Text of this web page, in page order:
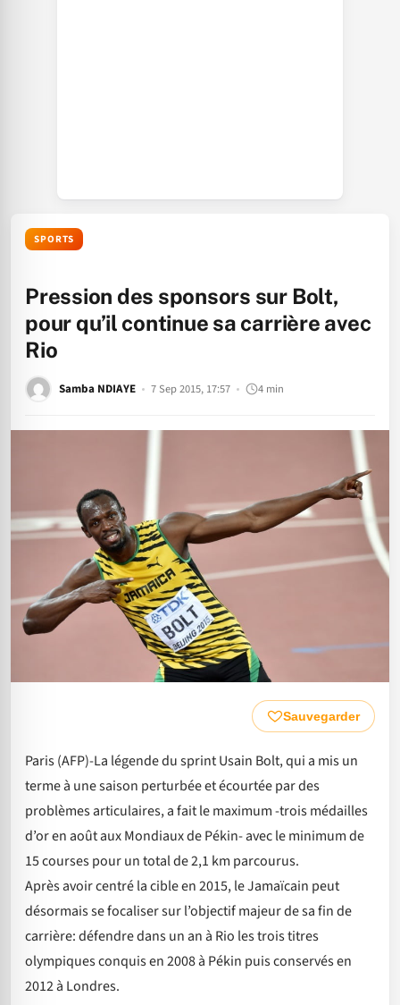
SPORTS
Pression des sponsors sur Bolt,
pour qu’il continue sa carrière avec
Rio
Samba NDIAYE 7 Sep 2015, 17:57 4 min
Sauvegarder
Paris (AFP)-La légende du sprint Usain Bolt, qui a mis un
terme à une saison perturbée et écourtée par des
problèmes articulaires, a fait le maximum -trois médailles
d’or en août aux Mondiaux de Pékin- avec le minimum de
15 courses pour un total de 2,1 km parcourus.
Après avoir centré la cible en 2015, le Jamaïcain peut
désormais se focaliser sur l’objectif majeur de sa fin de
carrière: défendre dans un an à Rio les trois titres
olympiques conquis en 2008 à Pékin puis conservés en
2012 à Londres.